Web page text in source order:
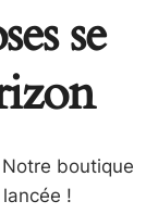
se
Notre boutique
!